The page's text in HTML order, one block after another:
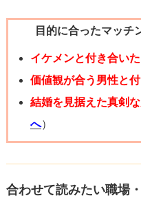
目的に合ったマッチ
イケメンと付き合い
価値観が合う男性と
結婚を見据えた真剣
へ）
合わせて読みたい職場